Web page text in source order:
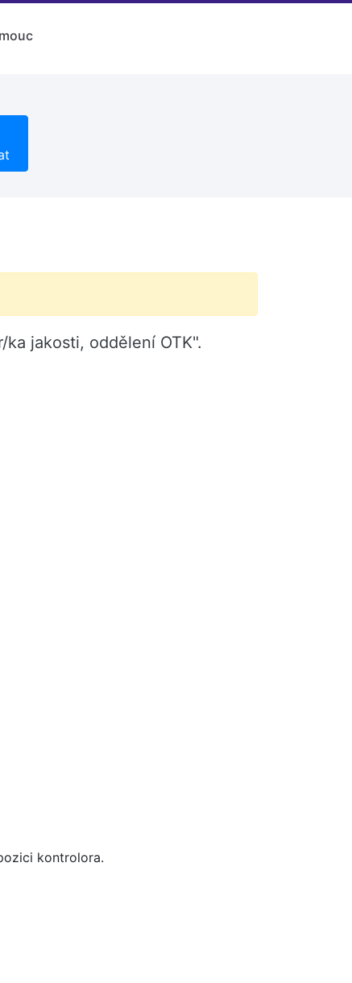
jakosti, oddělení OTK".
kontrolora.